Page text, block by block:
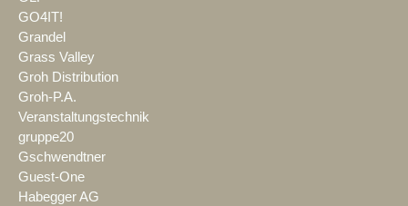
GO4IT!
Grandel
Grass Valley
Groh Distribution
Groh-P.A.
Veranstaltungstechnik
gruppe20
Gschwendtner
Guest-One
Habegger AG